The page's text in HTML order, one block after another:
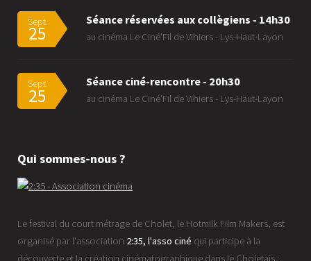
Sept.
25
Séance réservées aux collègiens - 14h30
au cinéma Le Ciné'Fil de Vihiers - Lys-Haut-Layon
Sept.
25
Séance ciné-rencontre - 20h30
au cinéma Le Ciné'Fil de Vihiers - Lys-Haut-Layon
Qui sommes-nous ?
Le festival du court métrage de Cholet, le Hotmilk Film Makers, est
organisé par l'association 2:35, l'asso ciné qui participe à la
découverte et la création cinématographique dans le Choletais :